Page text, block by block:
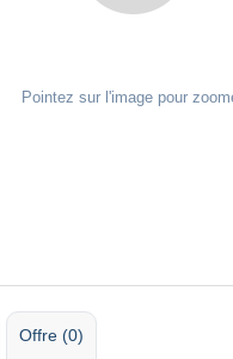
Pointez sur l'image pour
Offre (0)